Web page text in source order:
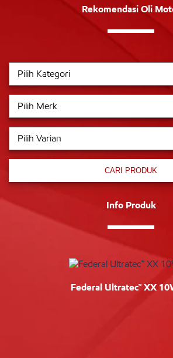
Rekomendasi Oli
CARI PRODUK
Info Produk
Federal Ultratec™ XX